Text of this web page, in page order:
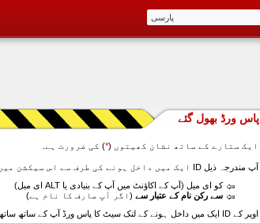
پاس ورڈ بھول گئے
ایک ستارے کے ساتھ نشان کھیتوں (*) کی ضرورت ہے.
آپ مندرجہ ذیل ID ایک میں داخل ہونے کی طرف سے اس سیکشن میں آپ کے اکاؤنٹ کا پاس ورڈ حاصل کر سکتے ہیں:
کو ای میل (آپ کے اکاؤنٹ میں آپ کے بنیادی یا ALT ای میل)
سے رکن نام کے عتبار سے (اگر آپ صارف کا نام ہے)
اوپر کے ID ایک میں داخل ہونے کے لنک سیٹ کا پاس ورڈ آپ کے ساتھ ساتھ ای میل ALT ای میل بھیج دیں گے.